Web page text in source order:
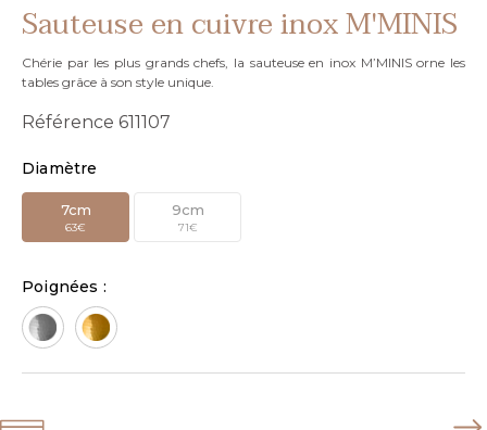
Sauteuse en cuivre inox M'MINIS
Chérie par les plus grands chefs, la sauteuse en inox M’MINIS orne les
tables grâce à son style unique.
Référence 611107
Diamètre
7cm
63€
9cm
71€
Poignées :